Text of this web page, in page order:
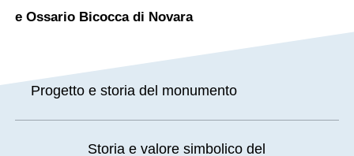
e Ossario Bicocca di Novara
Progetto e storia del monumento
Storia e valore simbolico del